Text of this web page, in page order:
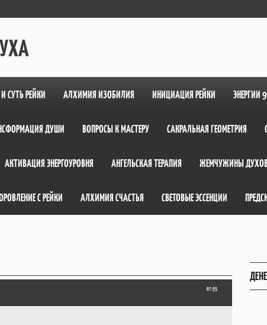
СУТЬ РЕЙКИ АЛХИМИЯ ИЗОБИЛИЯ ИНИЦИАЦИЯ РЕЙКИ ЭНЕРГИИ
ДУШИ ВОПРОСЫ К МАСТЕРУ САКРАЛЬНАЯ ГЕОМЕТРИЯ
АКТИВАЦИЯ ЭНЕРГОУРОВНЯ АНГЕЛЬСКАЯ ТЕРАПИЯ ЖЕМЧУЖИНЫ
С РЕЙКИ АЛХИМИЯ СЧАСТЬЯ СВЕТОВЫЕ ЭССЕНЦИИ
07:55